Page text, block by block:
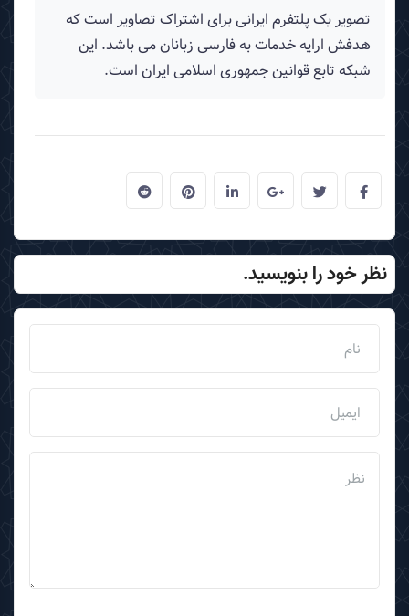
تصویر یک پلتفرم ایرانی برای اشتراک تصاویر است که
هدفش ارایه خدمات به فارسی زبانان می باشد. این
شبکه تابع قوانین جمهوری اسلامی ایران است.
نظر خود را بنویسید.